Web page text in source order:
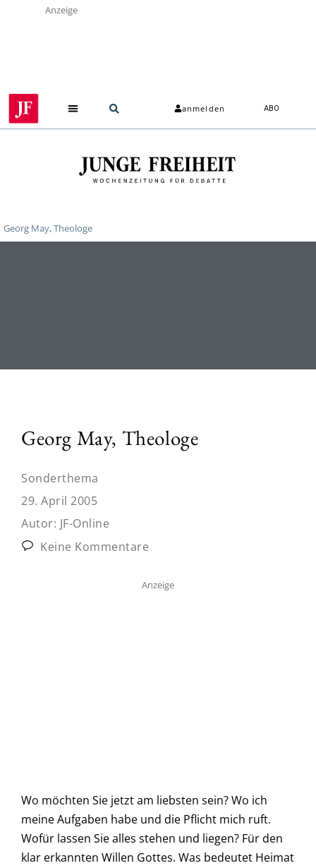
Anzeige
anmelden ABO
Georg May, Theologe
Georg May, Theologe
Sonderthema
29. April 2005
Autor: JF-Online
Keine Kommentare
Anzeige
Wo möchten Sie jetzt am liebsten sein? Wo ich
meine Aufgaben habe und die Pflicht mich ruft.
Wofür lassen Sie alles stehen und liegen? Für den
klar erkannten Willen Gottes. Was bedeutet Heimat